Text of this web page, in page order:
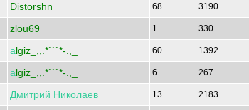
Distorshn 68 3190
zlou69 1 330
аlgiz_,,.*```*-.,_ 60 1392
аlgiz_,,.*```*-.,_ 6 267
Дмитрий Николаев 13 2183